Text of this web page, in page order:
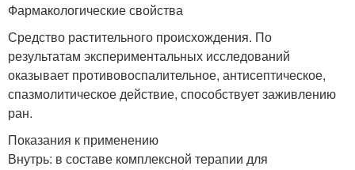
Фармакологические свойства
Средство растительного происхождения. По
результатам экспериментальных исследований
оказывает противовоспалительное, антисептическое,
спазмолитическое действие, способствует заживлению
ран.
Показания к применению
Внутрь: в составе комплексной терапии для